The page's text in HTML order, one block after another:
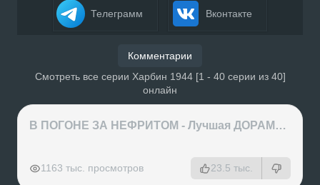
Телеграмм Вконтакте
Комментарии
Смотреть все серии Харбин 1944 [1 - 40 серии из 40]
онлайн
В ПОГОНЕ ЗА НЕФРИТОМ - Лучшая ДОРАМА года или ХАЙП на ровном месте?
1163 тыс. просмотров 23.5 тыс.